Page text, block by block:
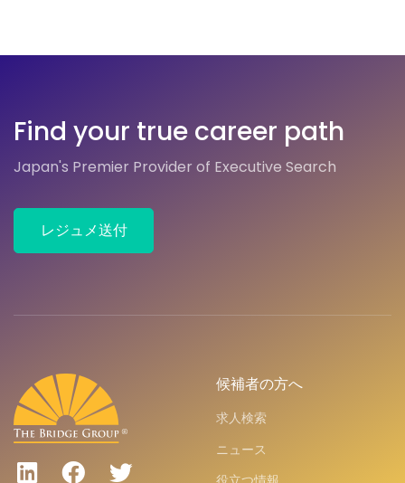
Find your true career path
Japan's Premier Provider of Executive Search
レジュメ送付
候補者の方へ
求人検索
ニュース